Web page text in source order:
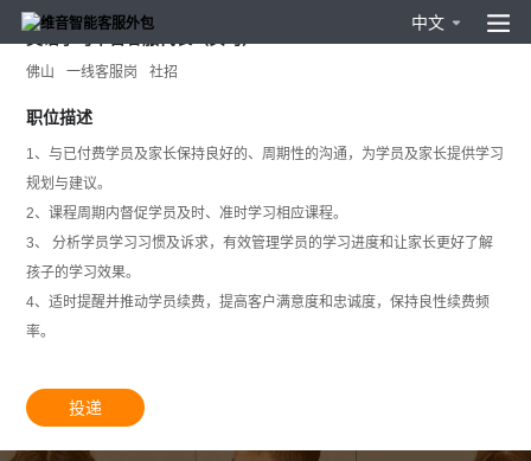
中文
佛山 一线客服岗 社招
职位描述
1、与已付费学员及家长保持良好的、周期性的沟通，为学员及家长提供学习
规划与建议。
2、课程周期内督促学员及时、准时学习相应课程。
3、 分析学员学习习惯及诉求，有效管理学员的学习进度和让家长更好了解
孩子的学习效果。
4、适时提醒并推动学员续费，提高客户满意度和忠诚度，保持良性续费频
率。
投递